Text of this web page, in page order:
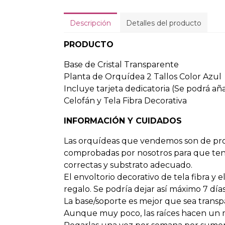
Descripción Detalles del producto
PRODUCTO
Base de Cristal Transparente
Planta de Orquídea 2 Tallos Color Azul
Incluye tarjeta dedicatoria (Se podrá
Celofán y Tela Fibra Decorativa
INFORMACIÓN Y CUIDADOS
Las orquídeas que vendemos son de
comprobadas por nosotros para que
correctas y substrato adecuado.
El envoltorio decorativo de tela fibra y
regalo. Se podría dejar así máximo 7
La base/soporte es mejor que sea
Aunque muy poco, las raíces hacen un